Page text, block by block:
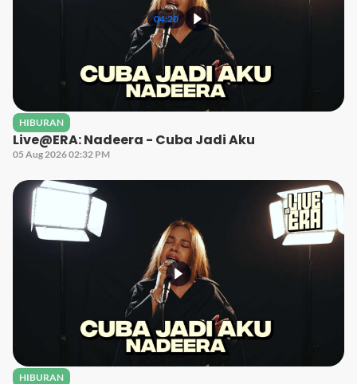
04:20
HIBURAN
Live@ERA: Nadeera - Cuba Jadi Aku
05 Aug 2026 02:32 PM
HIBURAN